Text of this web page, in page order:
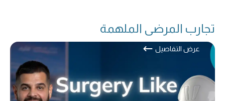
تجارب المرضى الملهمة
عرض التفاصيل